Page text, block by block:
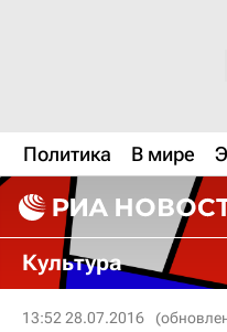
Политика В мире
Культура
13:52 28.07.2016